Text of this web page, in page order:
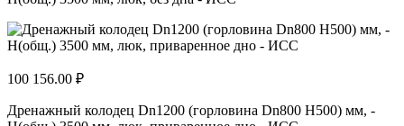
100 156.00 ₽
Дренажный колодец Dn1200 (горловина Dn800 H500) мм, -